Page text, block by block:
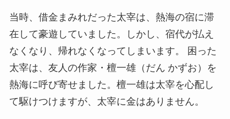
当時、借金まみれだった太宰は、熱海の宿に滞
在して豪遊していました。しかし、宿代が払え
なくなり、帰れなくなってしまいます。 困った
太宰は、友人の作家・檀一雄（だん かずお）を
熱海に呼び寄せました。檀一雄は太宰を心配し
て駆けつけますが、太宰に金はありません。